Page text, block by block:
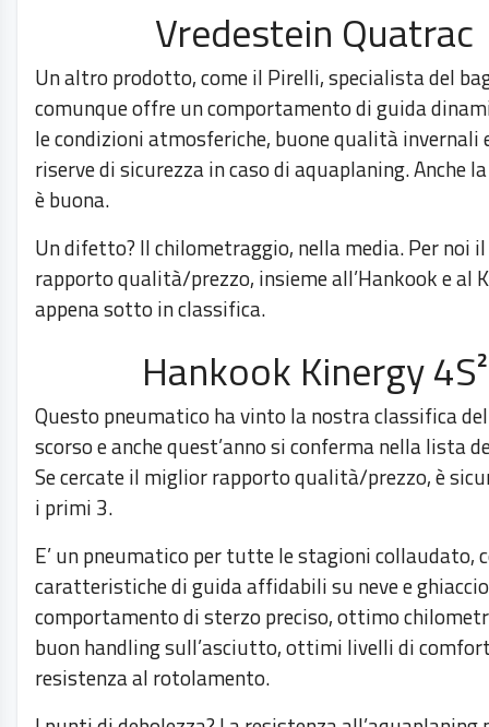
Vredestein Quatrac
Un altro prodotto, come il Pirelli, specialista del
comunque offre un comportamento di guida
le condizioni atmosferiche, buone qualità invernali
riserve di sicurezza in caso di aquaplaning. Anche
è buona.
Un difetto? Il chilometraggio, nella media. Per noi
rapporto qualità/prezzo, insieme all’Hankook e al
appena sotto in classifica.
Hankook Kinergy 4S²
Questo pneumatico ha vinto la nostra classifica
scorso e anche quest’anno si conferma nella lista
Se cercate il miglior rapporto qualità/prezzo, è
i primi 3.
E’ un pneumatico per tutte le stagioni collaudato,
caratteristiche di guida affidabili su neve e
comportamento di sterzo preciso, ottimo
buon handling sull’asciutto, ottimi livelli di
resistenza al rotolamento.